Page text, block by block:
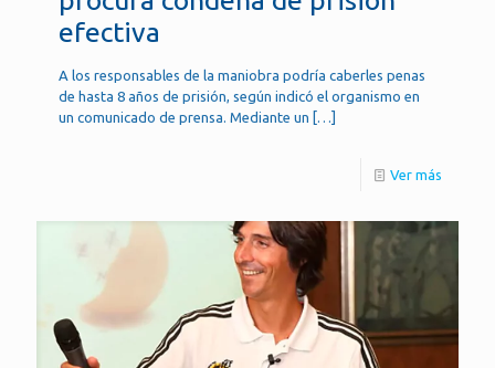
efectiva
A los responsables de la maniobra podría caberles penas
de hasta 8 años de prisión, según indicó el organismo en
un comunicado de prensa. Mediante un […]
Ver más